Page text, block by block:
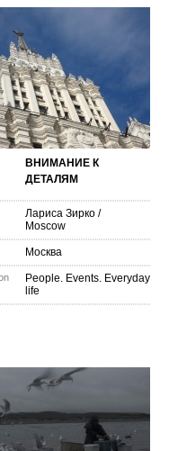
ВНИМАНИЕ К
ДЕТАЛЯМ
Лариса Зирко /
Moscow
Москва
People. Events. Everyday
life